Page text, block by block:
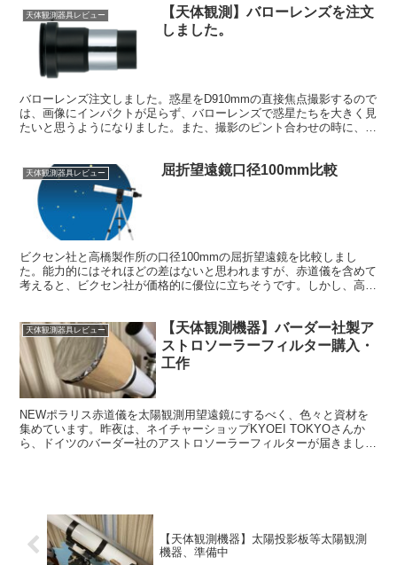
天体観測器具レビュー
【天体観測】バローレンズを注文
しました。
バローレンズ注文しました。惑星をD910mmの直接焦点撮影するので
は、画像にインパクトが足らず、バローレンズで惑星たちを大きく見
たいと思うようになりました。また、撮影のピント合わせの時に、被
天体観測器具レビュー 屈折望遠鏡口径100mm比較
ビクセン社と高橋製作所の口径100mmの屈折望遠鏡を比較しまし
た。能力的にはそれほどの差はないと思われますが、赤道儀を含めて
考えると、ビクセン社が価格的に優位に立ちそうです。しかし、高橋
天体観測器具レビュー
【天体観測機器】バーダー社製ア
ストロソーラーフィルター購入・
工作
NEWポラリス赤道儀を太陽観測用望遠鏡にするべく、色々と資材を
集めています。昨夜は、ネイチャーショップKYOEI TOKYOさんか
ら、ドイツのバーダー社のアストロソーラーフィルターが届きまし
【天体観測機器】太陽投影板等太陽観測
機器、準備中